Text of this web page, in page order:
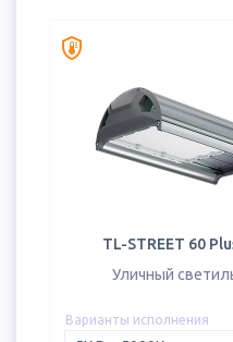
TL-STREET 60
Уличный
Варианты исполнения